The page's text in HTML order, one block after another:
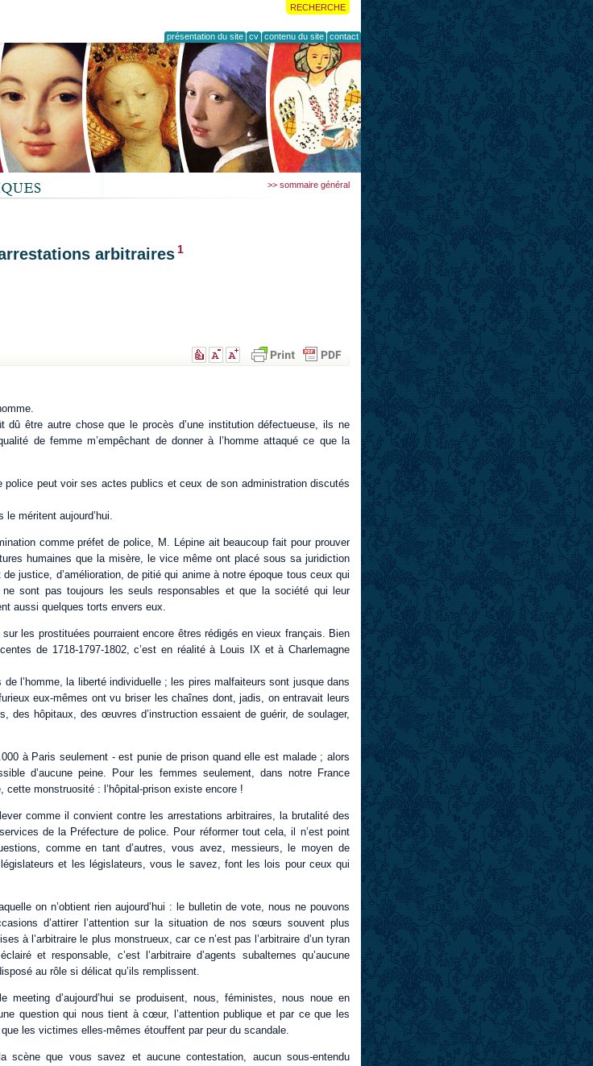
RECHERCHE
présentation du site cv contenu du site contact
>> sommaire général
arbitraires 1
dû être autre chose que le procès d’une institution défectueuse, ils ne
de femme m’empêchant de donner à l’homme attaqué ce que la
peut voir ses actes publics et ceux de son administration discutés
méritent aujourd’hui.
comme préfet de police, M. Lépine ait beaucoup fait pour prouver
humaines que la misère, le vice même ont placé sous sa juridiction
justice, d’amélioration, de pitié qui anime à notre époque tous ceux qui
sont pas toujours les seuls responsables et que la société qui leur
aussi quelques torts envers eux.
les prostituées pourraient encore êtres rédigés en vieux français. Bien
de 1718-1797-1802, c’est en réalité à Louis IX et à Charlemagne
l’homme, la liberté individuelle ; les pires malfaiteurs sont jusque dans
eux-mêmes ont vu briser les chaînes dont, jadis, on entravait leurs
des hôpitaux, des œuvres d’instruction essaient de guérir, de soulager,
à Paris seulement - est punie de prison quand elle est malade ; alors
d’aucune peine. Pour les femmes seulement, dans notre France
monstruosité : l’hôpital-prison existe encore !
comme il convient contre les arrestations arbitraires, la brutalité des
de la Préfecture de police. Pour réformer tout cela, il n’est point
comme en tant d’autres, vous avez, messieurs, le moyen de
et les législateurs, vous le savez, font les lois pour ceux qui
on n’obtient rien aujourd’hui : le bulletin de vote, nous ne pouvons
d’attirer l’attention sur la situation de nos sœurs souvent plus
à l’arbitraire le plus monstrueux, car ce n’est pas l’arbitraire d’un tyran
et responsable, c’est l’arbitraire d’agents subalternes qu’aucune
au rôle si délicat qu’ils remplissent.
d’aujourd’hui se produisent, nous, féministes, nous noue en
question qui nous tient à cœur, l’attention publique et par ce que les
les victimes elles-mêmes étouffent par peur du scandale.
scène que vous savez et aucune contestation, aucun sous-entendu